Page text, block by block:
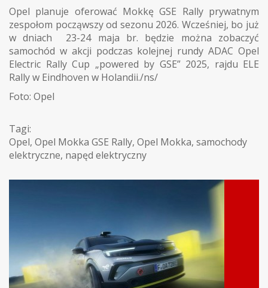
Opel planuje oferować Mokkę GSE Rally prywatnym
zespołom począwszy od sezonu 2026. Wcześniej, bo już
w dniach 23-24 maja br. będzie można zobaczyć
samochód w akcji podczas kolejnej rundy ADAC Opel
Electric Rally Cup „powered by GSE” 2025, rajdu ELE
Rally w Eindhoven w Holandii./ns/
Foto: Opel
Tagi:
Opel, Opel Mokka GSE Rally, Opel Mokka, samochody
elektryczne, napęd elektryczny